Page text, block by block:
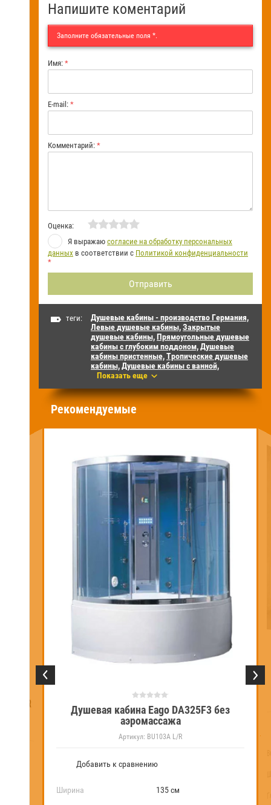
Напишите коментарий
Заполните обязательные поля *.
Имя: *
E-mail: *
Комментарий: *
Оценка:
Я выражаю согласие на обработку персональных
данных в соответствии с Политикой конфиденциальности
*
теги:
Душевые кабины - производство Германия,
Левые душевые кабины,Закрытые
душевые кабины,Прямоугольные душевые
кабины с глубоким поддоном,Душевые
кабины пристенные,Тропические душевые
кабины,Душевые кабины с ванной,
Показать еще
Рекомендуемые
T-8802 R
Душевая кабина Eago DA325F3 без
аэромассажа
Артикул: BU103A L/R
Добавить к сравнению
Ширина 135 см